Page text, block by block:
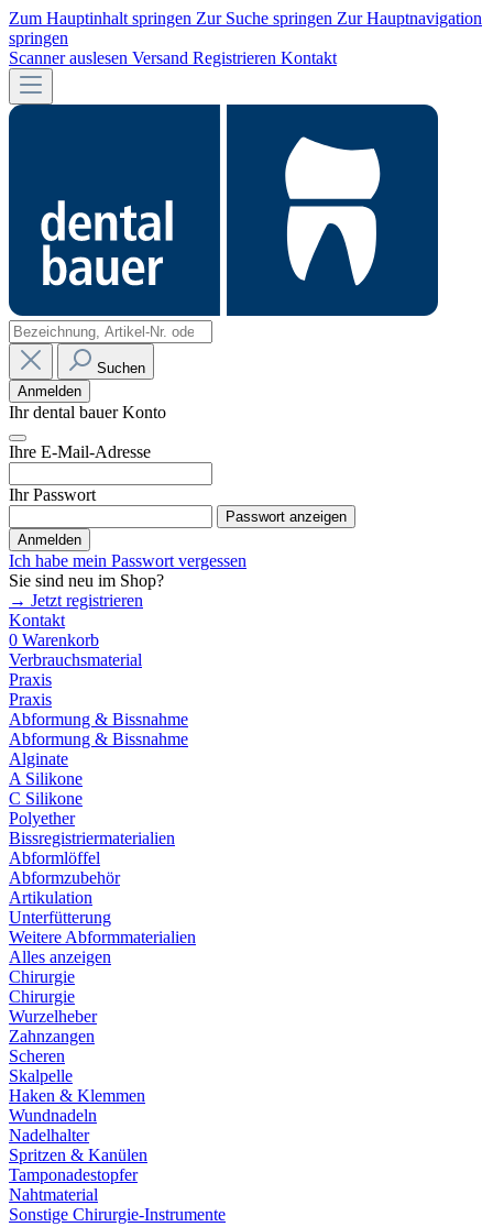
Zum Hauptinhalt springen Zur Suche springen Zur Hauptnavigation
springen
Scanner auslesen Versand Registrieren Kontakt
Suchen
Anmelden
Ihr dental bauer Konto
Ihre E-Mail-Adresse
Ihr Passwort
Passwort anzeigen
Anmelden
Ich habe mein Passwort vergessen
Sie sind neu im Shop?
→ Jetzt registrieren
Kontakt
0 Warenkorb
Verbrauchsmaterial
Praxis
Praxis
Abformung & Bissnahme
Abformung & Bissnahme
Alginate
A Silikone
C Silikone
Polyether
Bissregistriermaterialien
Abformlöffel
Abformzubehör
Artikulation
Unterfütterung
Weitere Abformmaterialien
Alles anzeigen
Chirurgie
Chirurgie
Wurzelheber
Zahnzangen
Scheren
Skalpelle
Haken & Klemmen
Wundnadeln
Nadelhalter
Spritzen & Kanülen
Tamponadestopfer
Nahtmaterial
Sonstige Chirurgie-Instrumente